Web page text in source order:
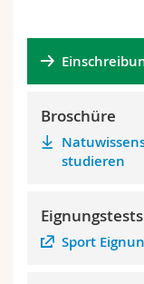
Broschüre
studieren
Eignungstests
Sport